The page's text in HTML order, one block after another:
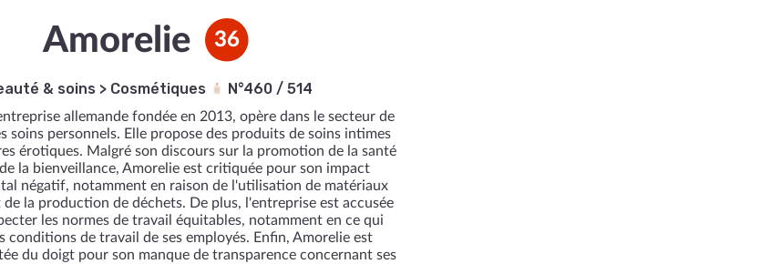
Amorelie 36
& soins> Cosmétiques N°460 / 514
allemande fondée en 2013, opère dans le secteur de
soins personnels. Elle propose des produits de soins intimes
érotiques. Malgré son discours sur la promotion de la santé
la bienveillance, Amorelie est critiquée pour son impact
négatif, notamment en raison de l'utilisation de matériaux
de la production de déchets. De plus, l'entreprise est accusée
les normes de travail équitables, notamment en ce qui
conditions de travail de ses employés. Enfin, Amorelie est
du doigt pour son manque de transparence concernant ses